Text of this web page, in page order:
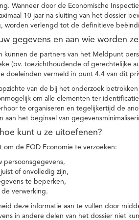
Wanneer door de Economische
10 jaar na sluiting van het dossier
worden verlengd tot de definitieve
gegevens en aan wie worden
kunnen de partners van het Meldpunt
(bv. toezichthoudende of gerechtelijke
doeleinden vermeld in punt 4.4 van dit
van de bij het onderzoek
om alle elementen ter
te organiseren en tegelijkertijd de
het beginsel van
kunt u ze uitoefenen?
de FOD Economie te verzoeken:
of onvolledig zijn,
te beperken,
verwerking.
deze informatie aan te vullen door
in andere delen van het dossier niet